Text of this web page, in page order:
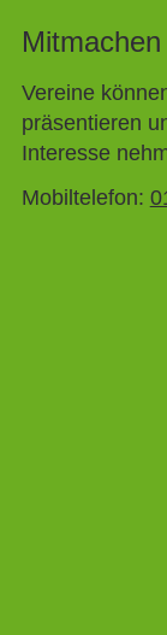
Vereine
präsentieren
Interesse
Mobiltelefon: